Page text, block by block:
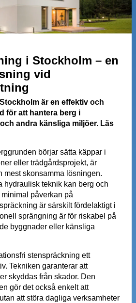
i Stockholm – en
vid
är en effektiv och
för att hantera berg i
andra känsliga miljöer. Läs
börjar sätta käppar i
eller trädgårdsprojekt, är
mest skonsamma lösningen.
hydraulisk teknik kan berg och
påverkan på
är särskilt fördelaktigt i
sprängning är för riskabel på
byggnader eller känsliga
stenspräckning ett
Tekniken garanterar att
skyddas från skador. Den
gör det också enkelt att
att störa dagliga verksamheter